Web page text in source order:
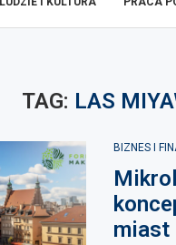
TAG: LAS
BIZNES I
miast